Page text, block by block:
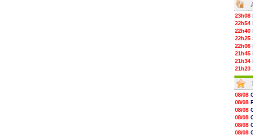
23h08
22h54
22h40
22h25
22h06
21h45
21h34
21h23
21h12
21h00
20h52
20h35
20h19
20h07
19h47
19h26
19h21
08/08
08/08
08/08
08/08
08/08
08/08